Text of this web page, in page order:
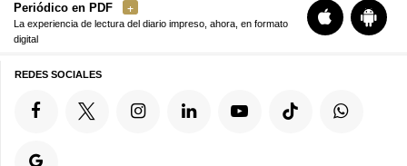
Periódico en PDF
La experiencia de lectura del diario impreso, ahora, en formato
digital
REDES SOCIALES